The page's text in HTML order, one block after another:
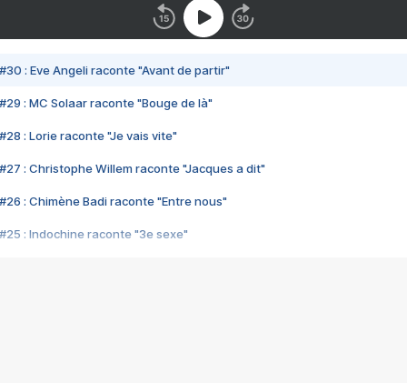
#30 : Eve Angeli raconte "Avant de partir"
#29 : MC Solaar raconte "Bouge de là"
#28 : Lorie raconte "Je vais vite"
#27 : Christophe Willem raconte "Jacques a dit"
#26 : Chimène Badi raconte "Entre nous"
#25 : Indochine raconte "3e sexe"